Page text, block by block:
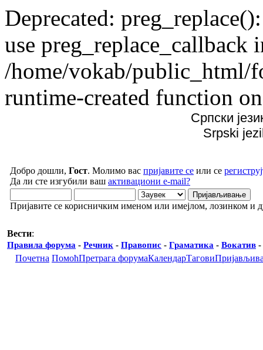
Deprecated:
use preg_replace_callback
/home/vokab/public_html/
runtime-created function
Српски
Srpski
Добро дошли, Гост. Молимо вас пријавите се или се
Да ли сте изгубили ваш активациони e-mail?
Пријавите се корисничким именом или имејлом, лозинком и
Вести:
Правила форума - Речник - Правопис - Граматика - Вокатив -
Почетна ПомоћПретрага форумаКалендарТагови